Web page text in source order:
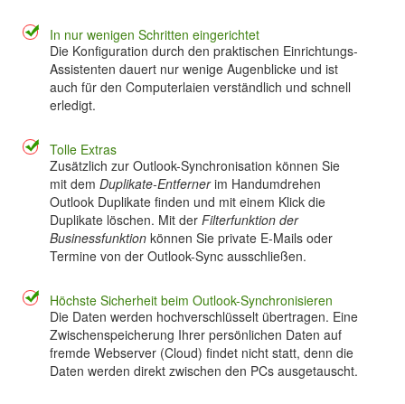
In nur wenigen Schritten eingerichtet
Die Konfiguration durch den praktischen Einrichtungs-
Assistenten dauert nur wenige Augenblicke und ist
auch für den Computerlaien verständlich und schnell
erledigt.
Tolle Extras
Zusätzlich zur Outlook-Synchronisation können Sie
mit dem Duplikate-Entfernerim Handumdrehen
Outlook Duplikate finden und mit einem Klick die
Duplikate löschen. Mit der Filterfunktion der
Businessfunktion können Sie private E-Mails oder
Termine von der Outlook-Sync ausschließen.
Höchste Sicherheit beim Outlook-Synchronisieren
Die Daten werden hochverschlüsselt übertragen. Eine
Zwischenspeicherung Ihrer persönlichen Daten auf
fremde Webserver (Cloud) findet nicht statt, denn die
Daten werden direkt zwischen den PCs ausgetauscht.